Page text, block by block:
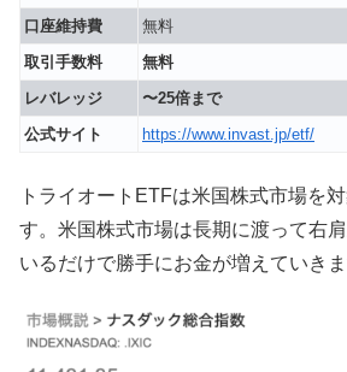
口座維持費
無料
取引手数料
無料
レバレッジ
〜25倍まで
公式サイト
https://www.invast.jp/etf/
トライオートETFは米国株式市場を
す。米国株式市場は長期に渡って右
いるだけで勝手にお金が増えていきま